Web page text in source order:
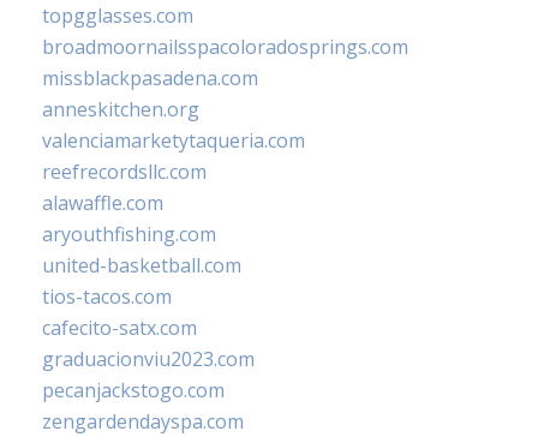
topgglasses.com
broadmoornailsspacoloradosprings.com
missblackpasadena.com
anneskitchen.org
valenciamarketytaqueria.com
reefrecordsllc.com
alawaffle.com
aryouthfishing.com
united-basketball.com
tios-tacos.com
cafecito-satx.com
graduacionviu2023.com
pecanjackstogo.com
zengardendayspa.com